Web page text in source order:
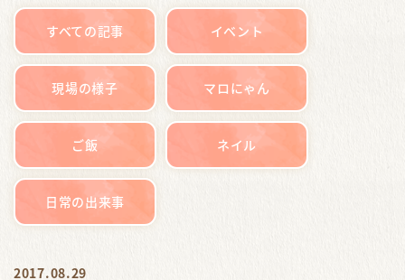
すべての記事 イベント
現場の様子 マロにゃん
ご飯 ネイル
日常の出来事
2017.08.29